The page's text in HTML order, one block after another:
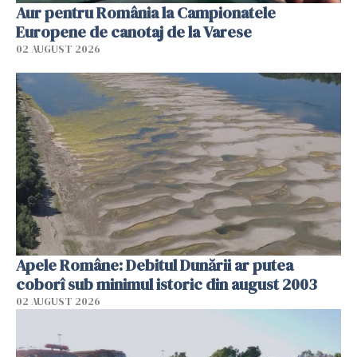
Aur pentru România la Campionatele
Europene de canotaj de la Varese
02 AUGUST 2026
Apele Române: Debitul Dunării ar putea
coborî sub minimul istoric din august 2003
02 AUGUST 2026